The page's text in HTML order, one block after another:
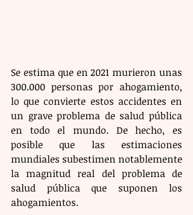
Se estima que en 2021 murieron unas
300.000 personas por ahogamiento,
lo que convierte estos accidentes en
un grave problema de salud pública
en todo el mundo. De hecho, es
posible que las estimaciones
mundiales subestimen notablemente
la magnitud real del problema de
salud pública que suponen los
ahogamientos.